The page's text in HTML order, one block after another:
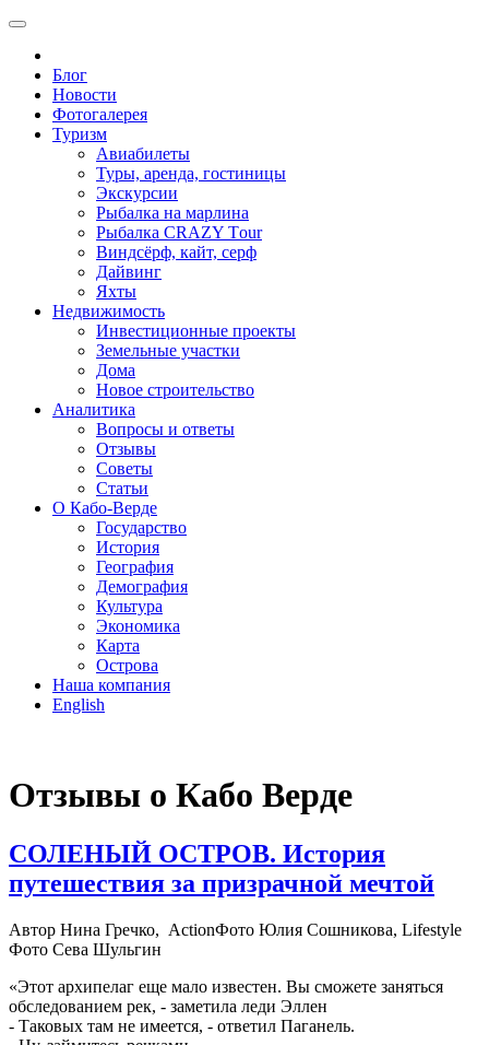
Блог
Новости
Фотогалерея
Туризм
Авиабилеты
Туры, аренда, гостиницы
Экскурсии
Рыбалка на марлина
Рыбалка CRAZY Тour
Виндсёрф, кайт, серф
Дайвинг
Яхты
Недвижимость
Инвестиционные проекты
Земельные участки
Дома
Новое строительство
Аналитика
Вопросы и ответы
Отзывы
Советы
Статьи
О Кабо-Верде
Государство
История
География
Демография
Культура
Экономика
Карта
Острова
Наша компания
English
Отзывы о Кабо Верде
СОЛЕНЫЙ ОСТРОВ. История
путешествия за призрачной мечтой
Автор Нина Гречко, ActionФото Юлия Сошникова, Lifestyle
Фото Сева Шульгин
«Этот архипелаг еще мало известен. Вы сможете заняться
обследованием рек, - заметила леди Эллен
- Таковых там не имеется, - ответил Паганель.